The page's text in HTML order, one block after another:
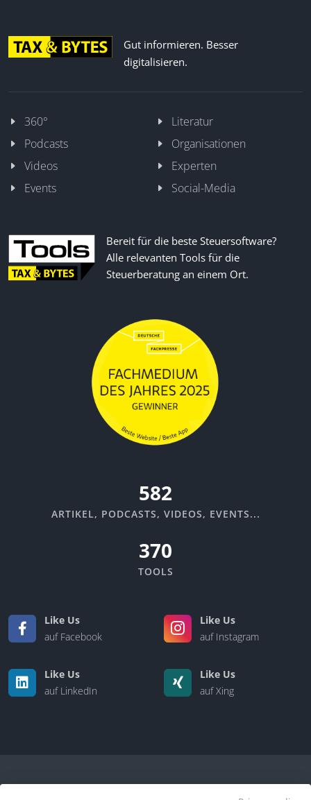
Gut informieren. Besser
digitalisieren.
360°
Literatur
Podcasts
Organisationen
Videos
Experten
Events
Social-Media
Bereit für die beste Steuersoftware?
Alle relevanten Tools für die
Steuerberatung an einem Ort.
670
ARTIKEL, PODCASTS, VIDEOS, EVENTS...
370
TOOLS
Like Us
auf Facebook
Like Us
auf Instagram
Like Us
auf LinkedIn
Like Us
auf Xing